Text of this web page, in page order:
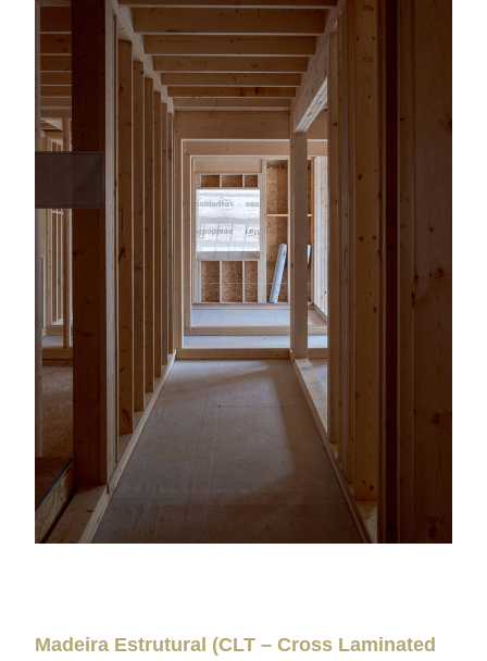
Madeira Estrutural (CLT – Cross Laminated